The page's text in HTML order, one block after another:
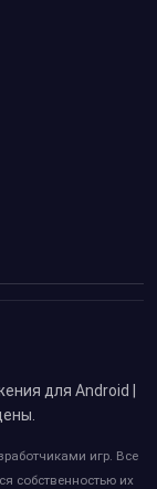
для Android |
игр. Все
собственностью их